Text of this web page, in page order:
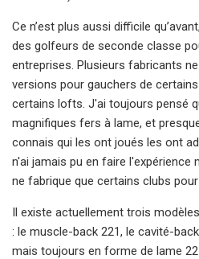
Ce n’est plus aussi difficile
des golfeurs de seconde classe
entreprises. Plusieurs fabricants
versions pour gauchers de
certains lofts. J'ai toujours pensé
magnifiques fers à lame, et
connais qui les ont joués les ont
n'ai jamais pu en faire l'expérience
ne fabrique que certains clubs
Il existe actuellement trois
: le muscle-back 221, le cavité-
mais toujours en forme de lame